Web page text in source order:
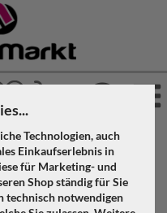
Technologien, auch
Einkaufserlebnis in
für Marketing- und
Shop ständig für Sie
technisch notwendigen
Tischmolton »
200 cm breit Meterware